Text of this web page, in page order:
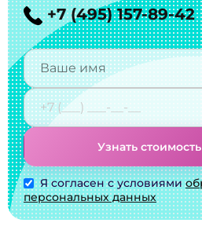
+7 (495) 157-89-42
Узнать
Я согласен с условиями
персональных данных